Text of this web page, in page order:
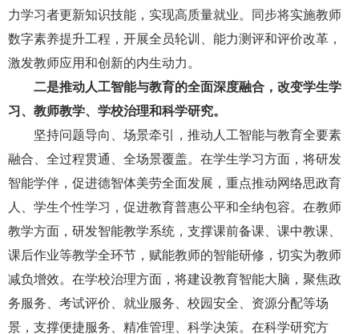
力学习者更新知识技能，实现高质量就业。同步将实施教师
数字素养提升工程，开展全员轮训、能力测评和评价改革，
激发教师应用和创新的内生动力。
二是推动人工智能与教育的全面深度融合，改变学生学
习、教师教学、学校治理和科学研究。
坚持问题导向、场景牵引，推动人工智能与教育全要素
融合、全过程贯通、全场景覆盖。在学生学习方面，将研发
智能学伴，促进德智体美劳全面发展，重点推动网络思政育
人、学生个性学习，促进教育普惠公平和全纳包容。在教师
教学方面，研发智能教学系统，支撑课前备课、课中教课、
课后作业等教学全环节，赋能教师的智能研修，切实为教师
减负增效。在学校治理方面，将建设教育智能大脑，聚焦政
务服务、考试评价、就业服务、校园安全、资源分配等场
景，支撑便捷服务、精准管理、科学决策。在科学研究方